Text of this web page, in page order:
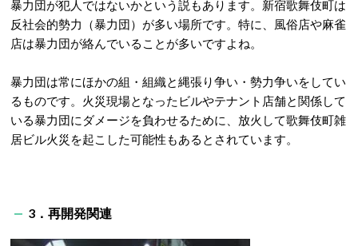
暴力団が犯人ではないかという説もあります。新宿歌舞伎町は
反社会的勢力（暴力団）が多い場所です。特に、風俗店や麻雀
店は暴力団が絡んでいることが多いですよね。
暴力団は常にほかの組・組織と縄張り争い・勢力争いをしてい
るものです。火災現場となったビルやテナント店舗と関係して
いる暴力団にダメージを負わせるために、放火して歌舞伎町雑
居ビル火災を起こした可能性もあるとされています。
3．再開発関連